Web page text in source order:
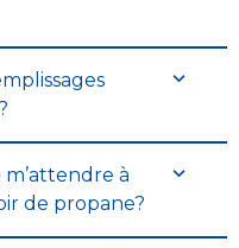
à
de propane?